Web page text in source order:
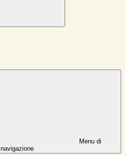
Menu di
navigazione